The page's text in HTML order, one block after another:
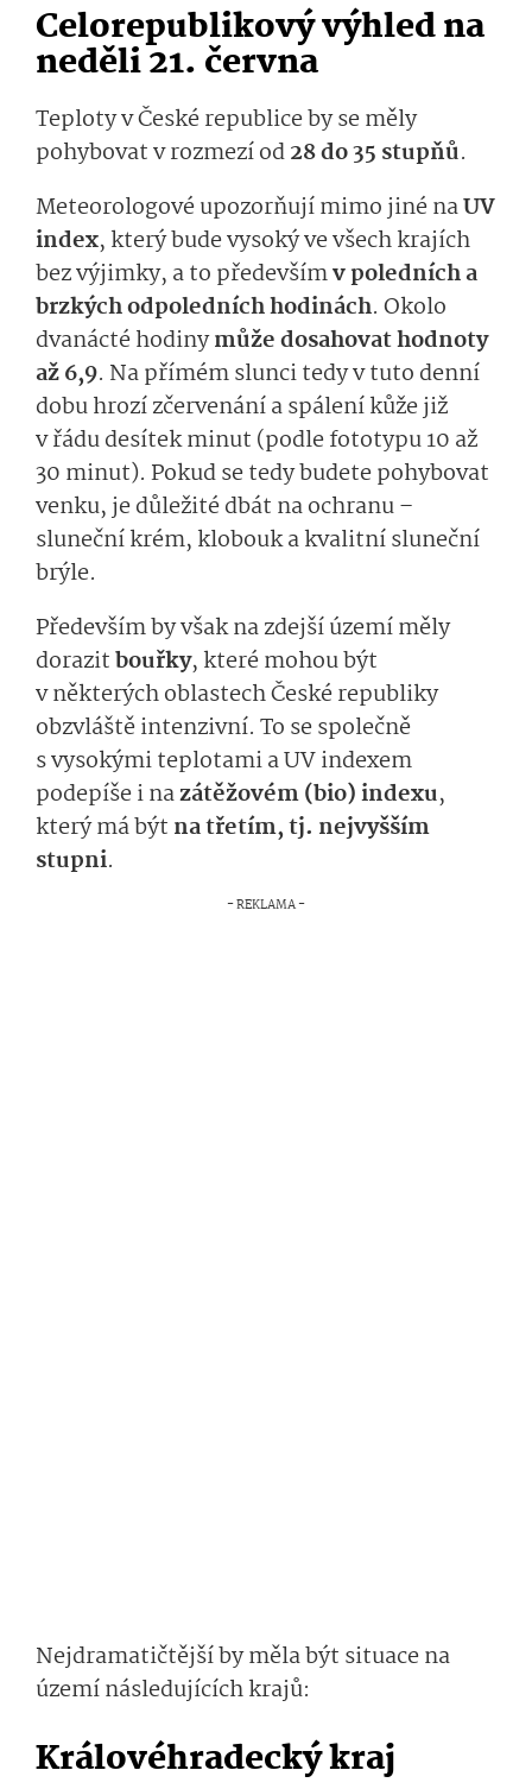
Celorepublikový výhled na
neděli 21. června
Teploty v České republice by se měly
pohybovat v rozmezí od28 do 35 stupňů.
Meteorologové upozorňují mimo jiné naUV
index, který bude vysoký ve všech krajích
bez výjimky, a to předevšímv poledních a
brzkých odpoledních hodinách. Okolo
dvanácté hodinymůže dosahovat hodnoty
až 6,9. Na přímém slunci tedy v tuto denní
dobu hrozí zčervenání a spálení kůže již
v řádu desítek minut (podle fototypu 10 až
30 minut). Pokud se tedy budete pohybovat
venku, je důležité dbát na ochranu –
sluneční krém, klobouk a kvalitní sluneční
brýle.
Především by však na zdejší území měly
dorazitbouřky, které mohou být
v některých oblastech České republiky
obzvláště intenzivní. To se společně
s vysokými teplotami a UV indexem
podepíše i nazátěžovém (bio) indexu,
který má být na třetím, tj. nejvyšším
stupni.
Nejdramatičtější by měla být situace na
území následujících kra­jů:
Královéhradecký kraj